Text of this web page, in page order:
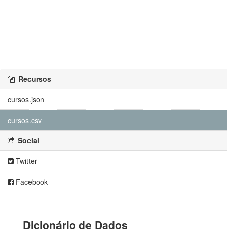
Recursos
cursos.json
cursos.csv
Social
Twitter
Facebook
Dicionário de Dados